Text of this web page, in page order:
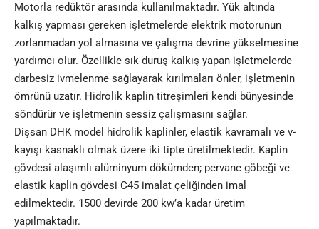
Motorla redüktör arasında kullanılmaktadır. Yük altında
kalkış yapması gereken işletmelerde elektrik motorunun
zorlanmadan yol almasına ve çalışma devrine yükselmesine
yardımcı olur. Özellikle sık duruş kalkış yapan işletmelerde
darbesiz ivmelenme sağlayarak kırılmaları önler, işletmenin
ömrünü uzatır. Hidrolik kaplin titreşimleri kendi bünyesinde
söndürür ve işletmenin sessiz çalışmasını sağlar.
Dişsan DHK model hidrolik kaplinler, elastik kavramalı ve v-
kayışı kasnaklı olmak üzere iki tipte üretilmektedir. Kaplin
gövdesi alaşımlı alüminyum dökümden; pervane göbeği ve
elastik kaplin gövdesi C45 imalat çeliğinden imal
edilmektedir. 1500 devirde 200 kw’a kadar üretim
yapılmaktadır.